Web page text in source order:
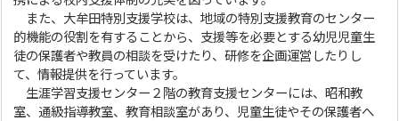
また、大牟田特別支援学校は、地域の特別支援教育のセンター
的機能の役割を有することから、支援等を必要とする幼児児童生
徒の保護者や教員の相談を受けたり、研修を企画運営したりし
て、情報提供を行っています。
生涯学習支援センター２階の教育支援センターには、昭和教
室、通級指導教室、教育相談室があり、児童生徒やその保護者へ